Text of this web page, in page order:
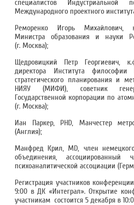
специалистов Индустриальной
Международного проектного
Реморенко Игорь Михайлович,
Министра образования и науки
(г. Москва);
Щедровицкий Петр Георгиевич,
директора Института
стратегического планирования и
НИЯУ (МИФИ), советник
Государственной корпорации по
(г. Москва);
Иан Паркер, PHD, Манчестер
(Англия);
Манфред Крил, MD, член немецкого
объединения, ассоциированный
психоаналитической ассоциации
Регистрация участников
9:00 в ДК «Интеграл». Открытие
участникам состоится 5 декабря в